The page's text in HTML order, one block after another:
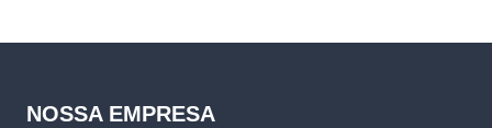
NOSSA EMPRESA